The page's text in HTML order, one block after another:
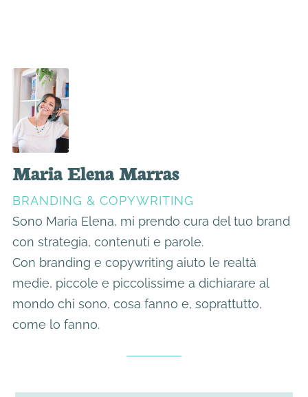
Maria Elena Marras
BRANDING & COPYWRITING
Sono Maria Elena, mi prendo cura del tuo brand
con strategia, contenuti e parole.
Con branding e copywriting aiuto le realtà
medie, piccole e piccolissime a dichiarare al
mondo chi sono, cosa fanno e, soprattutto,
come lo fanno.